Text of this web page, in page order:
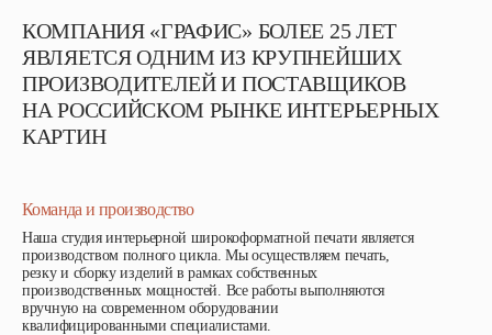
КОМПАНИЯ «ГРАФИС» БОЛЕЕ 25 ЛЕТ
ЯВЛЯЕТСЯ ОДНИМ ИЗ КРУПНЕЙШИХ
ПРОИЗВОДИТЕЛЕЙ И ПОСТАВЩИКОВ
НА РОССИЙСКОМ РЫНКЕ ИНТЕРЬЕРНЫХ
КАРТИН
Команда и производство
Наша студия интерьерной широкоформатной печати является
производством полного цикла. Мы осуществляем печать,
резку и сборку изделий в рамках собственных
производственных мощностей. Все работы выполняются
вручную на современном оборудовании
квалифицированными специалистами.